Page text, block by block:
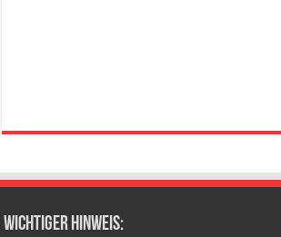
wichtiger Hinweis: